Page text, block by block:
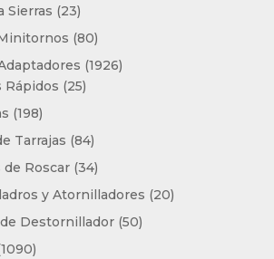
Sierras 2323
productos
8080
productos
19261926
Rápidos 2525
198198
productos
Tarrajas 8484
productos
de Roscar 3434
productos
y Atornilladores 2020
Destornillador 5050
10901090